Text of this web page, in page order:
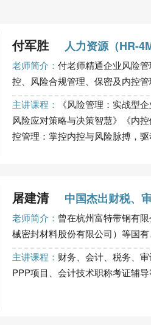
付军胜 人力资源（HR-
老师简介： 付老师精通企业风险
控、风险合规管理、保密及内控
主讲课程：
《风险管理：实战型
风险应对策略与决策智慧》《内
控管理：掌控内控与风险脉搏，
屠建清 中国杰出财税、
老师简介： 曾在杭州富特带钢有
械密封材料股份有限公司）等国
主讲课程： 财务、会计、税务、
PPP项目、会计技术职称考证辅